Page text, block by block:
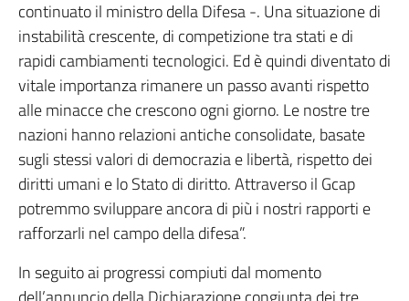
continuato il ministro della Difesa -. Una situazione di
instabilità crescente, di competizione tra stati e di
rapidi cambiamenti tecnologici. Ed è quindi diventato di
vitale importanza rimanere un passo avanti rispetto
alle minacce che crescono ogni giorno. Le nostre tre
nazioni hanno relazioni antiche consolidate, basate
sugli stessi valori di democrazia e libertà, rispetto dei
diritti umani e lo Stato di diritto. Attraverso il Gcap
potremmo sviluppare ancora di più i nostri rapporti e
rafforzarli nel campo della difesa”.
In seguito ai progressi compiuti dal momento